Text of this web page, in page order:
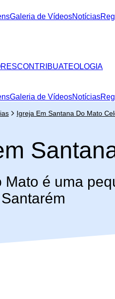
Galeria de VídeosNotícias
CONTRIBUATEOLOGIA
Galeria de VídeosNotícias
Igreja Em Santana Do Mato
Mato é uma